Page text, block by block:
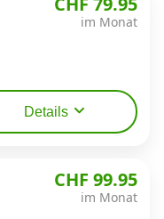
im Monat
Details
CHF 99.95
im Monat